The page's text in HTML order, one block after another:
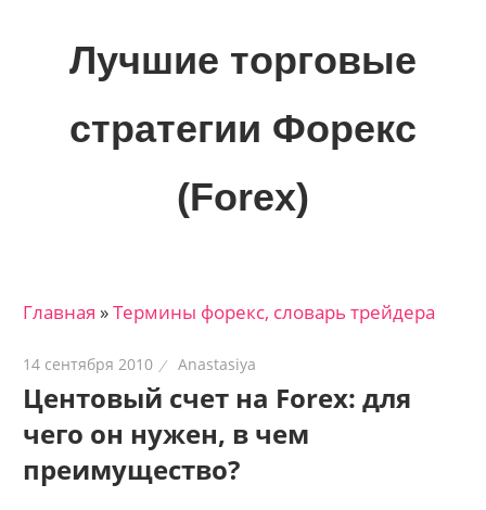
Лучшие торговые
стратегии Форекс
(Forex)
трейдеров
финансовых
рынках:
стратегии,
новости…
Главная »Термины форекс, словарь трейдера
14 сентября 2010 Anastasiya
Центовый счет на Forex: для
чего он нужен, в чем
преимущество?